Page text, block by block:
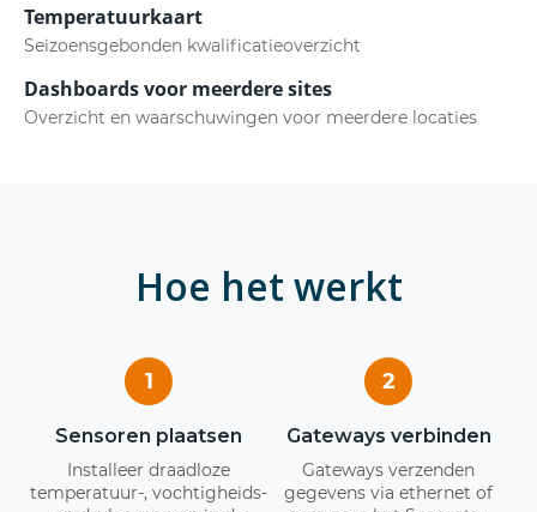
Temperatuurkaart
Seizoensgebonden kwalificatieoverzicht
Dashboards voor meerdere sites
Overzicht en waarschuwingen voor meerdere locaties
Hoe het werkt
1
Sensoren plaatsen
Installeer draadloze
temperatuur-, vochtigheids-
2
Gateways verbinden
Gateways verzenden
gegevens via ethernet of